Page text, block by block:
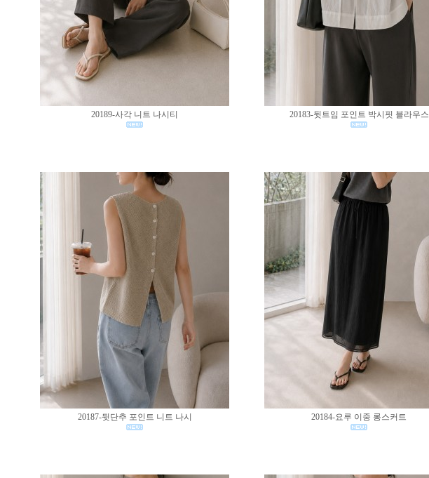
20189-사각 니트 나시티 20183-뒷트임 포인트 박시핏 블라우스
20187-뒷단추 포인트 니트 나시 20184-요루 이중 롱스커트